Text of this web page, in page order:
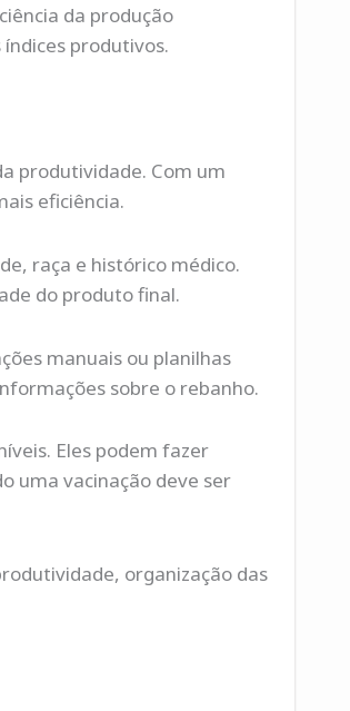
da produção
produtivos.
produtividade. Com um
eficiência.
raça e histórico médico.
do produto final.
manuais ou planilhas
sobre o rebanho.
Eles podem fazer
uma vacinação deve ser
organização das